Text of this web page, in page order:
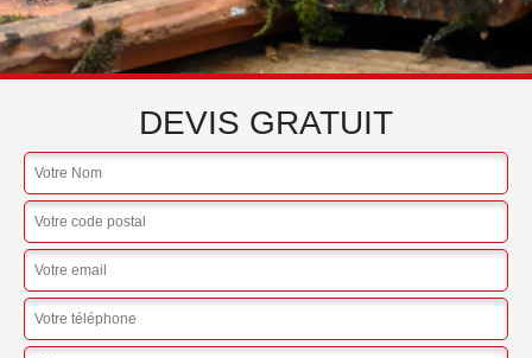
DEVIS GRATUIT